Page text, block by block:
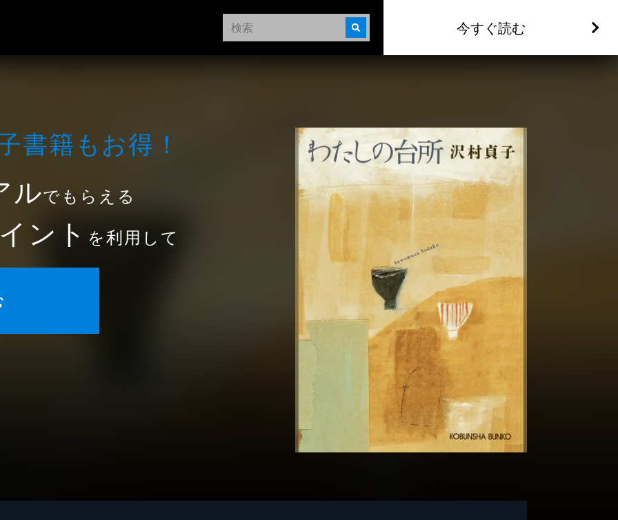
今すぐ読む
書籍もお得！
ルでもらえる
ント を利用して